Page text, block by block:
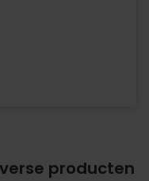
producten